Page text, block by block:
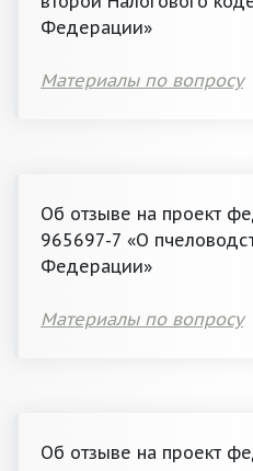
Федерации»
Материалы по вопросу
Об отзыве на проект
965697-7 «О
Федерации»
Материалы по вопросу
Об отзыве на проект